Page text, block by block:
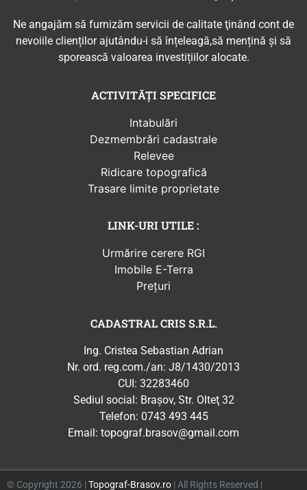
Ne angajăm să furnizăm servicii de calitate ţinând cont de
nevoiile clienților ajutându-i să înțeleagă,să mențină și să
sporească valoarea investițiilor alocate.
ACTIVITĂȚI SPECIFICE
Intabulări
Dezmembrări cadastrale
Relevee
Ridicare topografică
Trasare limite proprietate
LINK-URI UTILE :
Urmărire cerere RGI
Imobile E-Terra
Prețuri
CADASTRAL CRIS S.R.L.
Ing. Cristea Sebastian Adrian
Nr. ord. reg.com./an: J8/1430/2013
CUI: 32283460
Sediul social: Braşov, Str. Olteţ 32
Telefon: 0743 493 445
Email: topograf.brasov@gmail.com
© Copyright 2026 | Topograf-Brasov.ro | All Rights Reserved |